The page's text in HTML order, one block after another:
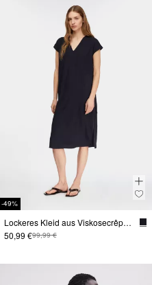
-49%
Lockeres Kleid aus Viskosecrêpe mit Bindedetails
50,99 €99,99 €